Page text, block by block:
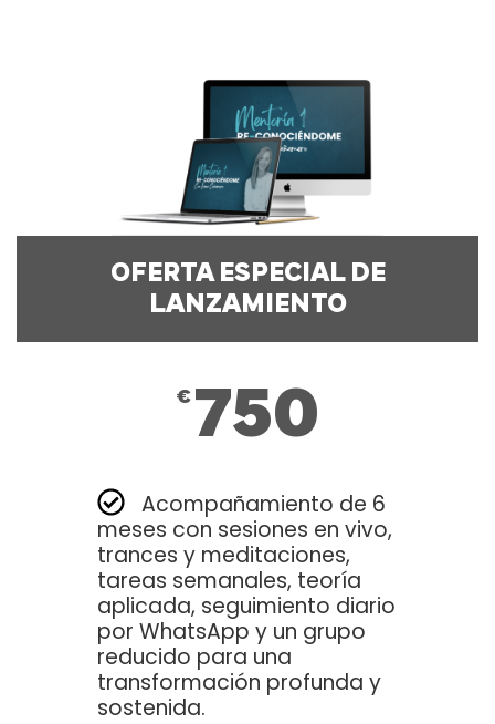
OFERTA ESPECIAL DE
LANZAMIENTO
€ 750
Acompañamiento de 6
meses con sesiones en vivo,
trances y meditaciones,
tareas semanales, teoría
aplicada, seguimiento diario
por WhatsApp y un grupo
reducido para una
transformación profunda y
sostenida.